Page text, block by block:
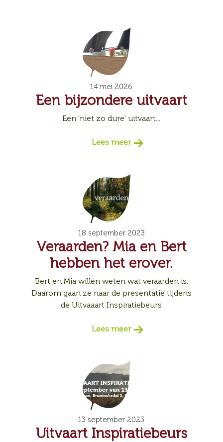
14 mei 2026
Een bijzondere uitvaart
Een 'niet zo dure' uitvaart...
Lees meer
18 september 2023
Veraarden? Mia en Bert
hebben het erover.
Bert en Mia willen weten wat veraarden is.
Daarom gaan ze naar de presentatie tijdens
de Uitvaaart Inspiratiebeurs
Lees meer
13 september 2023
Uitvaart Inspiratiebeurs